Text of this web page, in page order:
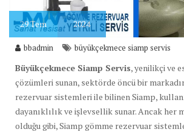
29Tem 2024
bbadmin büyükçekmece siamp servis
Büyükçekmece Siamp Servis, yenilikçi ve
çözümleri sunan, sektörde öncü bir
rezervuar sistemleri ile bilinen Siamp,
dayanıklılık ve işlevsellik sunar. Ancak her
olduğu gibi, Siamp gömme rezervuar